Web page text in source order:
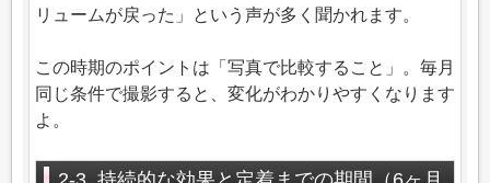
リュームが戻った」という声が多く聞かれます。
この時期のポイントは「写真で比較すること」。毎月
同じ条件で撮影すると、変化がわかりやすくなります
よ。